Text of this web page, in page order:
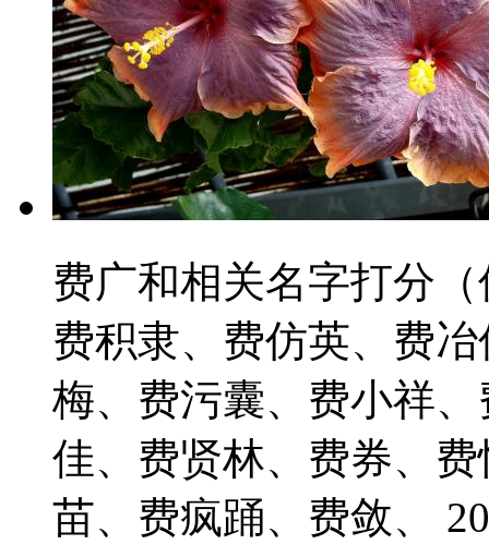
费广和相关名字打分
费积隶、费仿英、费
梅、费污囊、费小祥
佳、费贤林、费券、
苗、费疯踊、费敛、